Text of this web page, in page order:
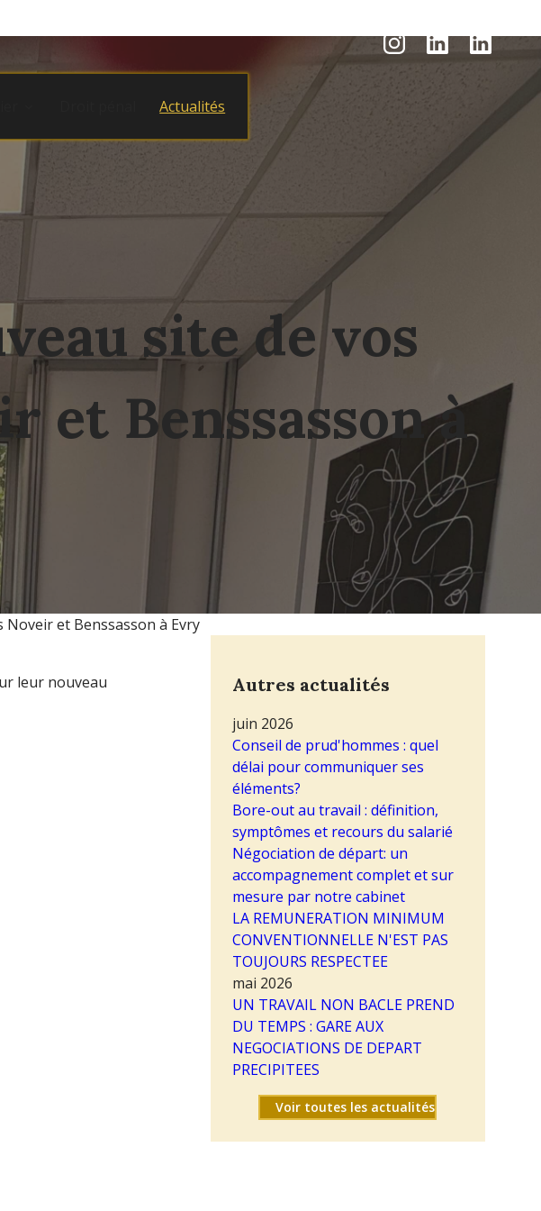
Actualités
site de vos
et Benssasson à
et Benssasson à Evry
leur nouveau
Autres actualités
juin 2026
Conseil de prud'hommes : quel
délai pour communiquer ses
éléments?
Bore-out au travail : définition,
symptômes et recours du salarié
Négociation de départ: un
accompagnement complet et sur
mesure par notre cabinet
LA REMUNERATION MINIMUM
CONVENTIONNELLE N'EST PAS
TOUJOURS RESPECTEE
mai 2026
UN TRAVAIL NON BACLE PREND
DU TEMPS : GARE AUX
NEGOCIATIONS DE DEPART
PRECIPITEES
Voir toutes les actualités